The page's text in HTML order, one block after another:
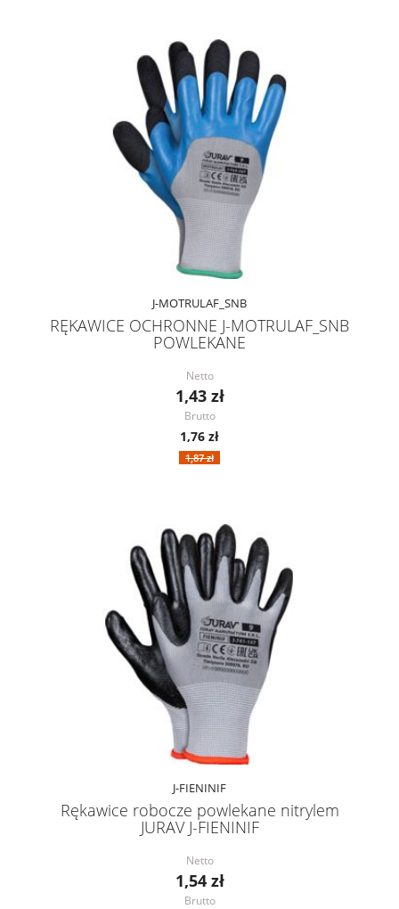
J-MOTRULAF_SNB
RĘKAWICE OCHRONNE J-MOTRULAF_SNB
POWLEKANE
Netto
1,43 zł
Brutto
1,76 zł
1,87 zł
J-FIENINIF
Rękawice robocze powlekane nitrylem
JURAV J-FIENINIF
Netto
1,54 zł
Brutto